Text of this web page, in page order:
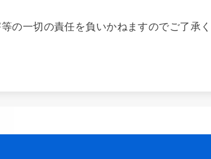
の一切の責任を負いかねますのでご了承く